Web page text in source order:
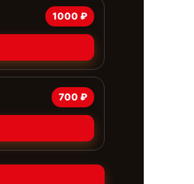
1000 ₽
700 ₽